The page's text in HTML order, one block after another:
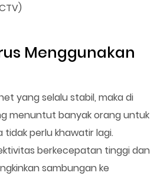
Menggunakan
yang selalu stabil, maka di
menuntut banyak orang untuk
perlu khawatir lagi.
berkecepatan tinggi dan
sambungan ke